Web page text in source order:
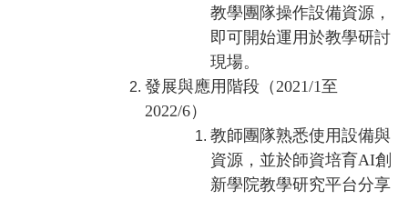
教學團隊操作設備資源，
即可開始運用於教學研討
現場。
發展與應用階段（2021/1至
2022/6）
教師團隊熟悉使用設備與
資源，並於師資培育AI創
新學院教學研究平台分享